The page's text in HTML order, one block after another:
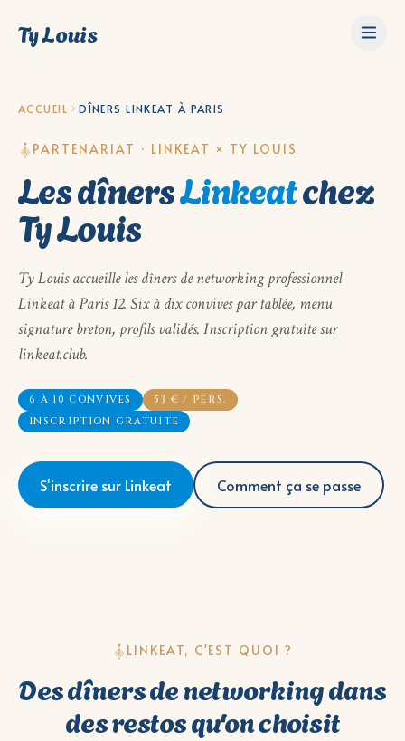
Ty Louis
ACCUEIL DÎNERS LINKEAT À PARIS
PARTENARIAT · LINKEAT × TY LOUIS
Les dînersLinkeatchez
Ty Louis
Ty Louis accueille les dîners de networking professionnel
Linkeat à Paris 12. Six à dix convives par tablée, menu
signature breton, profils validés. Inscription gratuite sur
linkeat.club.
6 À 10 CONVIVES
53 € / PERS.
INSCRIPTION GRATUITE
S'inscrire sur Linkeat Comment ça se passe
LINKEAT, C'EST QUOI ?
Des dîners de networking dans
des restos qu'on choisit